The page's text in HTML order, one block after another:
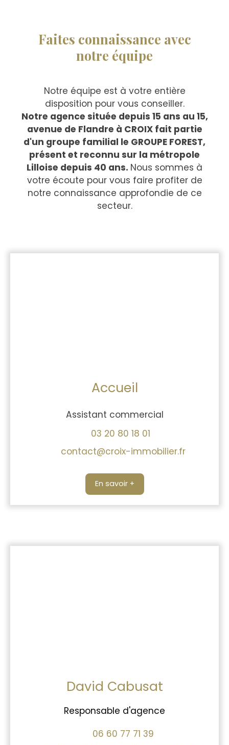
Faites connaissance avec
notre équipe
Notre équipe est à votre entière
disposition pour vous conseiller.
Notre agence située depuis 15 ans au 15,
avenue de Flandre à CROIX fait partie
d'un groupe familial le GROUPE FOREST,
présent et reconnu sur la métropole
Lilloise depuis 40 ans. Nous sommes à
votre écoute pour vous faire profiter de
notre connaissance approfondie de ce
secteur.
Accueil
Assistant commercial
03 20 80 18 01
contact@croix-immobilier.fr
En savoir +
David Cabusat
Responsable d'agence
06 60 77 71 39